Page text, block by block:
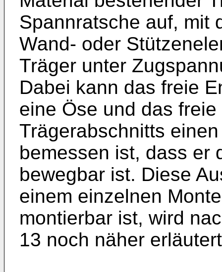
Spannratsche auf, mit
Wand- oder
Träger unter
Dabei kann das freie
eine Öse und das
Trägerabschnitts
bemessen ist, dass er
bewegbar ist. Diese
einem einzelnen
montierbar ist, wird
13 noch näher